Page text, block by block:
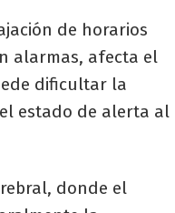
de horarios
alarmas, afecta el
dificultar la
estado de alerta al
donde el